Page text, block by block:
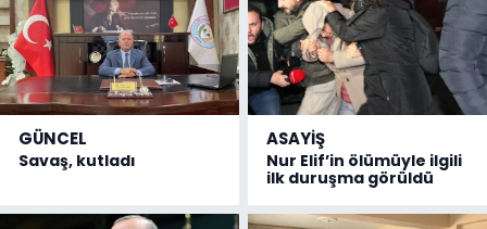
GÜNCEL
Savaş, kutladı
ASAYİŞ
Nur Elif’in ölümüyle ilgili
ilk duruşma görüldü